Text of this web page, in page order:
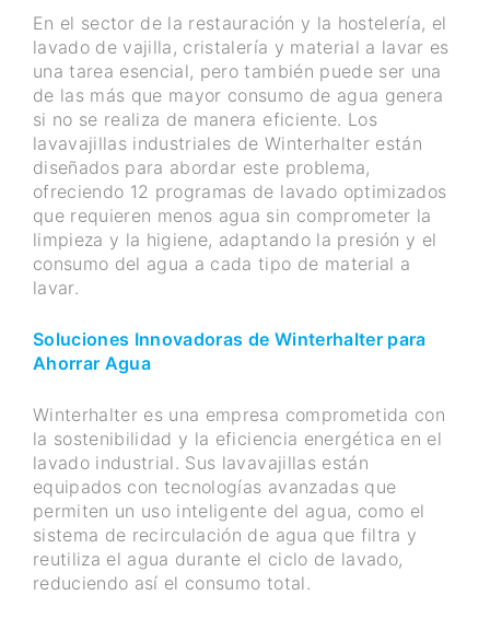
En el sector de la restauración y la hostelería, el
lavado de vajilla, cristalería y material a lavar es
una tarea esencial, pero también puede ser una
de las más que mayor consumo de agua genera
si no se realiza de manera eficiente. Los
lavavajillas industriales de Winterhalter están
diseñados para abordar este problema,
ofreciendo 12 programas de lavado optimizados
que requieren menos agua sin comprometer la
limpieza y la higiene, adaptando la presión y el
consumo del agua a cada tipo de material a
lavar.
Soluciones Innovadoras de Winterhalter para
Ahorrar Agua
Winterhalter es una empresa comprometida con
la sostenibilidad y la eficiencia energética en el
lavado industrial. Sus lavavajillas están
equipados con tecnologías avanzadas que
permiten un uso inteligente del agua, como el
sistema de recirculación de agua que filtra y
reutiliza el agua durante el ciclo de lavado,
reduciendo así el consumo total.